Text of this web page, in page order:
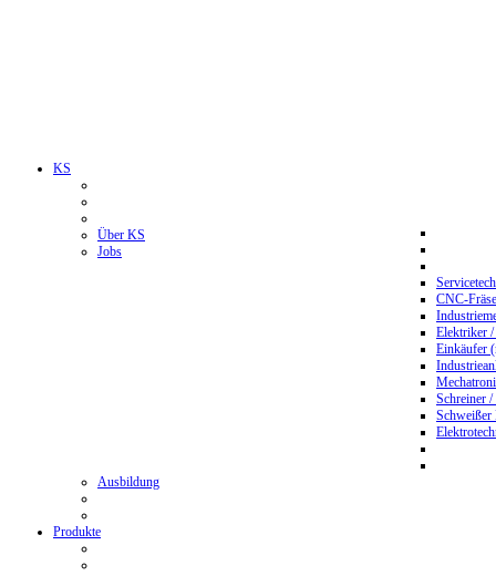
KS
Über KS
Jobs
CNC-
Elektriker
Einkäufer
Schreiner
Ausbildung
Produkte